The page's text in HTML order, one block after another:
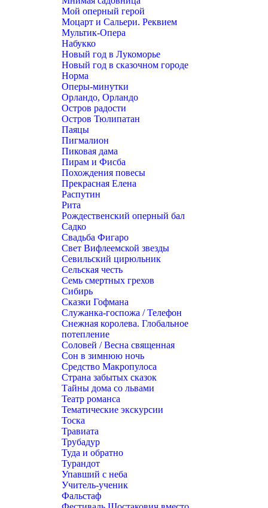
Мой оперный герой
Моцарт и Сальери. Реквием
Мультик-Опера
Набукко
Новый год в Лукоморье
Новый год в сказочном городе
Норма
Оперы-минутки
Орландо, Орландо
Остров радости
Остров Тюлипатан
Паяцы
Пигмалион
Пиковая дама
Пирам и Фисба
Похождения повесы
Прекрасная Елена
Распутин
Рита
Рождественский оперный бал
Садко
Свадьба Фигаро
Свет Вифлеемской звезды
Севильский цирюльник
Сельская честь
Семь смертных грехов
Сибирь
Сказки Гофмана
Служанка-госпожа / Телефон
Снежная королева. Глобальное
потепление
Соловей / Весна священная
Сон в зимнюю ночь
Средство Макропулоса
Страна забытых сказок
Тайны дома со львами
Театр романса
Тематические экскурсии
Тоска
Травиата
Трубадур
Туда и обратно
Турандот
Упавший с неба
Учитель-ученик
Фальстаф